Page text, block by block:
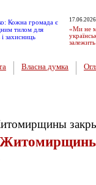
«Ми не
Власна думка